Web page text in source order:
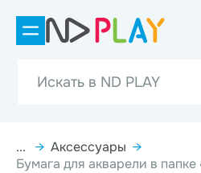
... → Аксессуары →
Бумага для акварели в папке